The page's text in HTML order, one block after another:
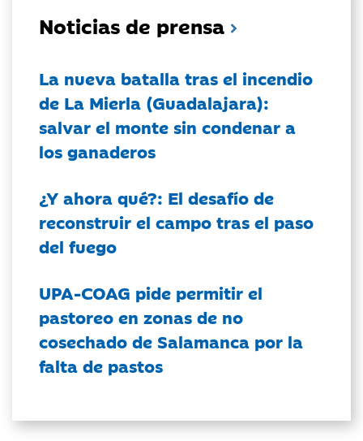
Noticias de prensa
La nueva batalla tras el incendio
de La Mierla (Guadalajara):
salvar el monte sin condenar a
los ganaderos
¿Y ahora qué?: El desafío de
reconstruir el campo tras el paso
del fuego
UPA-COAG pide permitir el
pastoreo en zonas de no
cosechado de Salamanca por la
falta de pastos